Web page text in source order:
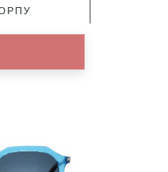
ТРЕНУТНА
ЈЕ: